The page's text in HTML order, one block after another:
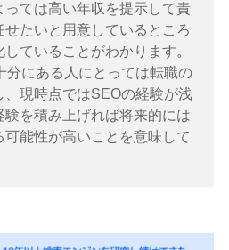
っては高い年収を提示して責
たいと用意しているところ
ていることがわかります。
分にある人にとっては転職の
、現時点ではSEOの経験が浅
を積み上げれば将来的には
能性が高いことを意味して